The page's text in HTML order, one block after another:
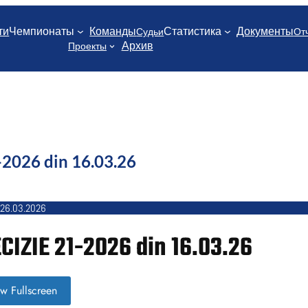
Чемпионаты КомандыСудьиСтатистика Документы
Проекты
Архив
din 16.03.26
26.03.2026
21-2026 din 16.03.26
Fullscreen